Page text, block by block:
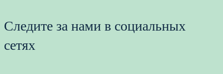
Следите за нами в социальных
сетях